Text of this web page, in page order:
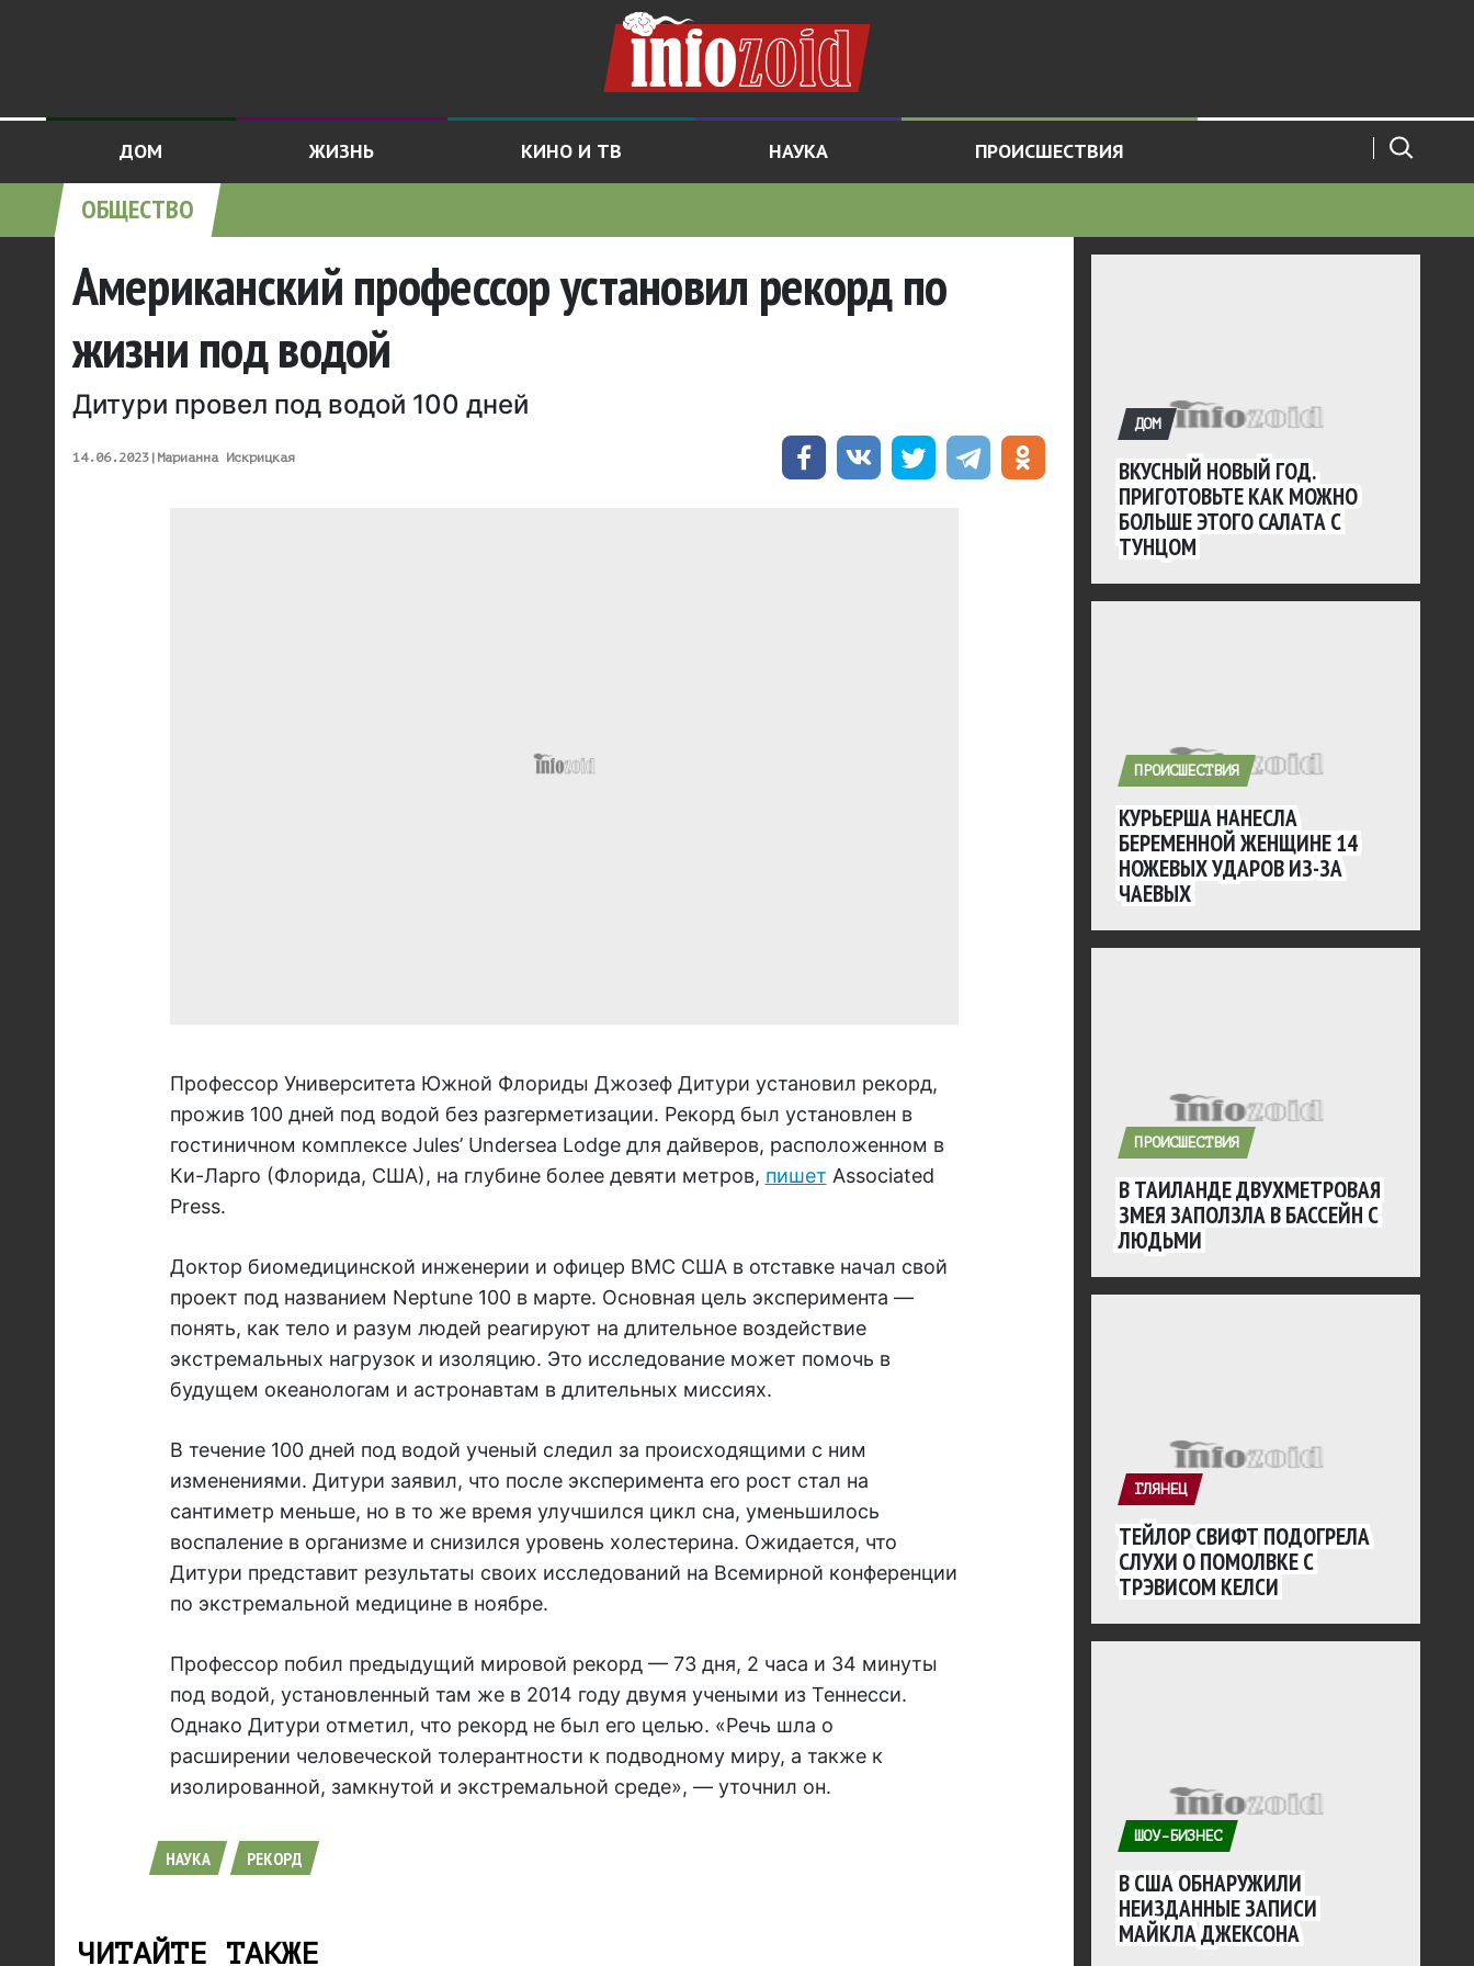
ДОМ ЖИЗНЬ КИНО И ТВ НАУКА ПРОИСШЕСТВИЯ
ОБЩЕСТВО
Американский профессор установил рекорд по
жизни под водой
Дитури провел под водой 100 дней
14.06.2023| Марианна Искрицкая
Профессор Университета Южной Флориды Джозеф Дитури установил рекорд,
прожив 100 дней под водой без разгерметизации. Рекорд был установлен в
гостиничном комплексе Jules’ Undersea Lodge для дайверов, расположенном в
Ки-Ларго (Флорида, США), на глубине более девяти метров, пишет Associated
Press.
Доктор биомедицинской инженерии и офицер ВМС США в отставке начал свой
проект под названием Neptune 100 в марте. Основная цель эксперимента —
понять, как тело и разум людей реагируют на длительное воздействие
экстремальных нагрузок и изоляцию. Это исследование может помочь в
будущем океанологам и астронавтам в длительных миссиях.
В течение 100 дней под водой ученый следил за происходящими с ним
изменениями. Дитури заявил, что после эксперимента его рост стал на
сантиметр меньше, но в то же время улучшился цикл сна, уменьшилось
воспаление в организме и снизился уровень холестерина. Ожидается, что
Дитури представит результаты своих исследований на Всемирной конференции
по экстремальной медицине в ноябре.
Профессор побил предыдущий мировой рекорд — 73 дня, 2 часа и 34 минуты
под водой, установленный там же в 2014 году двумя учеными из Теннесси.
Однако Дитури отметил, что рекорд не был его целью. «Речь шла о
расширении человеческой толерантности к подводному миру, а также к
изолированной, замкнутой и экстремальной среде», — уточнил он.
НАУКА РЕКОРД
ЧИТАЙТЕ ТАКЖЕ
ДОМ
ВКУСНЫЙ НОВЫЙ ГОД.
ПРИГОТОВЬТЕ КАК МОЖНО
БОЛЬШЕ ЭТОГО САЛАТА С
ТУНЦОМ
ПРОИСШЕСТВИЯ
КУРЬЕРША НАНЕСЛА
БЕРЕМЕННОЙ ЖЕНЩИНЕ 14
НОЖЕВЫХ УДАРОВ ИЗ-ЗА
ЧАЕВЫХ
ПРОИСШЕСТВИЯ
В ТАИЛАНДЕ ДВУХМЕТРОВАЯ
ЗМЕЯ ЗАПОЛЗЛА В БАССЕЙН С
ЛЮДЬМИ
ГЛЯНЕЦ
ТЕЙЛОР СВИФТ ПОДОГРЕЛА
СЛУХИ О ПОМОЛВКЕ С
ТРЭВИСОМ КЕЛСИ
ШОУ-БИЗНЕС
В США ОБНАРУЖИЛИ
НЕИЗДАННЫЕ ЗАПИСИ
МАЙКЛА ДЖЕКСОНА